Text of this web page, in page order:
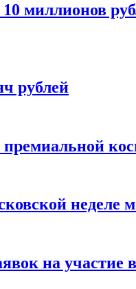
миллионов
рублей
премиальной
неделе
на участие